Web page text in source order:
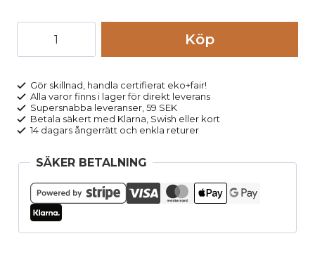
100%
bomull
JACOB
gråmelerad
mängd
Köp
Gör skillnad, handla certifierat eko+fair!
Alla varor finns i lager för direkt leverans
Supersnabba leveranser, 59 SEK
Betala säkert med Klarna, Swish eller kort
14 dagars ångerrätt och enkla returer
SÄKER BETALNING